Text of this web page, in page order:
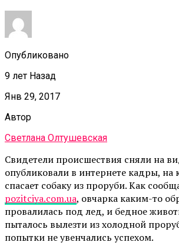
Опубликовано
9 лет Назад
Янв 29, 2017
Автор
Светлана Олтушевская
Свидетели происшествия сняли на
опубликовали в интернете кадры,
спасает собаку из проруби. Как
pozitciya.com.ua, овчарка каким-то
провалилась под лед, и бедное
пыталось вылезти из холодной
попытки не увенчались успехом.